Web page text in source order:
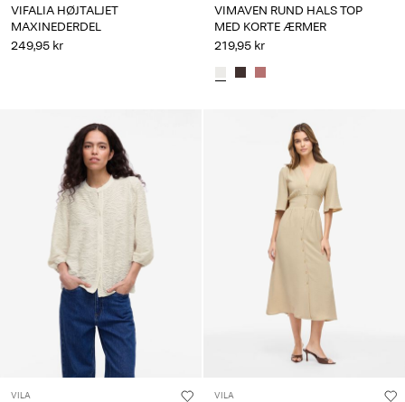
VIFALIA HØJTALJET
MAXINEDERDEL
249,95 kr
VIMAVEN RUND HALS TOP
MED KORTE ÆRMER
219,95 kr
VILA VILA